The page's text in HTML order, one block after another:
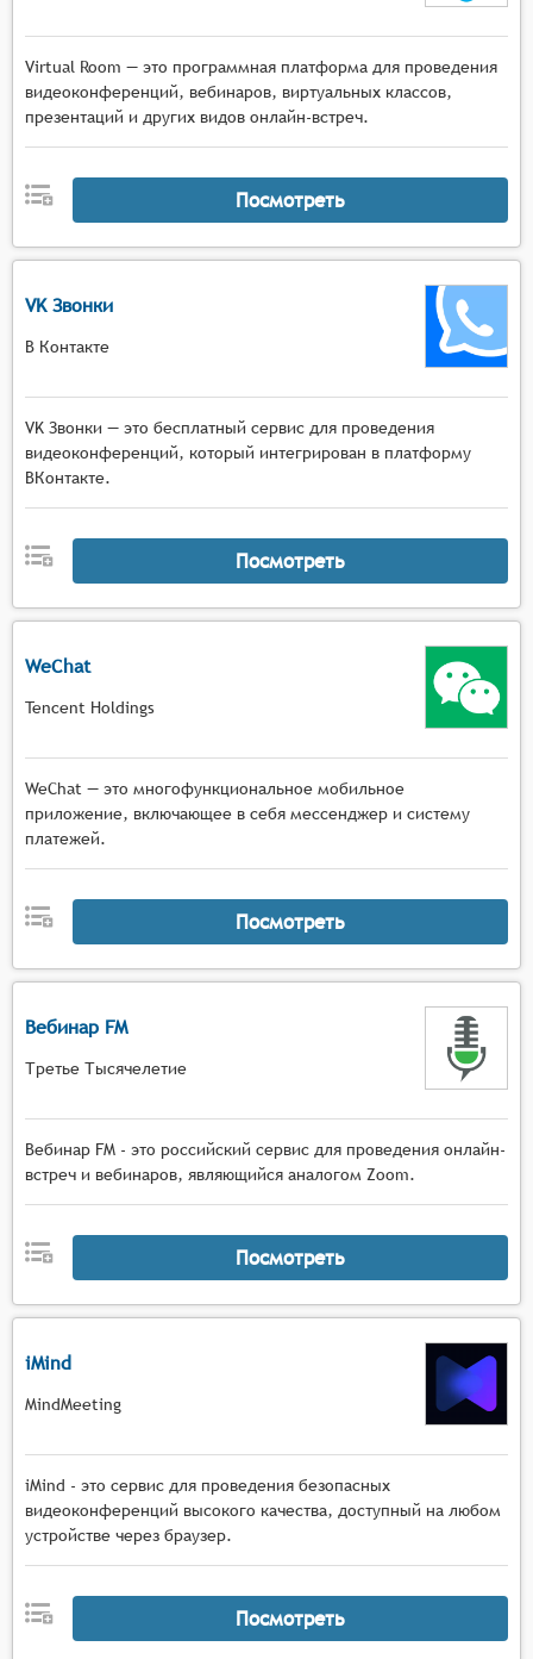
Virtual Room — это программная платформа для проведения
видеоконференций, вебинаров, виртуальных классов,
презентаций и других видов онлайн-встреч.
Посмотреть
VK Звонки
В Контакте
VK Звонки — это бесплатный сервис для проведения
видеоконференций, который интегрирован в платформу
ВКонтакте.
Посмотреть
WeChat
Tencent Holdings
WeChat — это многофункциональное мобильное
приложение, включающее в себя мессенджер и систему
платежей.
Посмотреть
Вебинар FM
Третье Тысячелетие
Вебинар FM - это российский сервис для проведения онлайн-
встреч и вебинаров, являющийся аналогом Zoom.
Посмотреть
iMind
MindMeeting
iMind - это сервис для проведения безопасных
видеоконференций высокого качества, доступный на любом
устройстве через браузер.
Посмотреть